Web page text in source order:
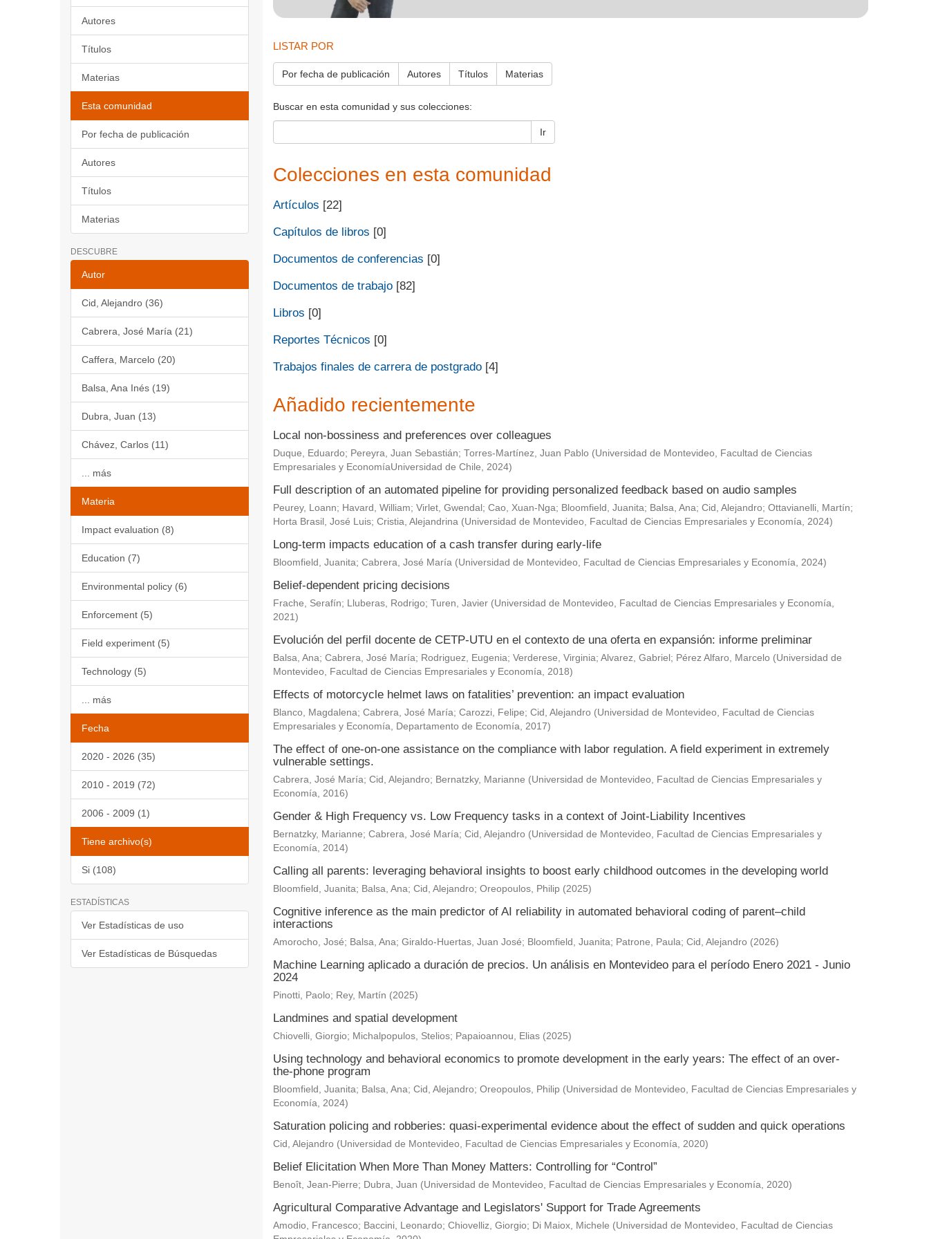
Autores
Títulos
Materias
Esta comunidad
Por fecha de publicación
Autores
Títulos
Materias
DESCUBRE
Autor
Cid, Alejandro (36)
Cabrera, José María (21)
Caffera, Marcelo (20)
Balsa, Ana Inés (19)
Dubra, Juan (13)
Chávez, Carlos (11)
... más
Materia
Impact evaluation (8)
Education (7)
Environmental policy (6)
Enforcement (5)
Field experiment (5)
Technology (5)
... más
Fecha
2020 - 2026 (35)
2010 - 2019 (72)
2006 - 2009 (1)
Tiene archivo(s)
Si (108)
ESTADÍSTICAS
Ver Estadísticas de uso
Ver Estadísticas de Búsquedas
LISTAR POR
Por fecha de publicación Autores Títulos Materias
Buscar en esta comunidad y sus colecciones:
Ir
Colecciones en esta comunidad
Artículos [22]
Capítulos de libros [0]
Documentos de conferencias [0]
Documentos de trabajo[82]
Libros [0]
Reportes Técnicos [0]
Trabajos finales de carrera de postgrado[4]
Añadido recientemente
Local non-bossiness and preferences over colleagues
Duque, Eduardo; Pereyra, Juan Sebastián; Torres-Martínez, Juan Pablo (Universidad de Montevideo, Facultad de Ciencias
Empresariales y EconomíaUniversidad de Chile, 2024)
Full description of an automated pipeline for providing personalized feedback based on audio samples
Peurey, Loann; Havard, William; Virlet, Gwendal ; Cao, Xuan-Nga; Bloomfield, Juanita; Balsa, Ana; Cid, Alejandro; Ottavianelli, Martín;
Horta Brasil, José Luis; Cristia, Alejandrina (Universidad de Montevideo, Facultad de Ciencias Empresariales y Economía, 2024)
Long-term impacts education of a cash transfer during early-life
Bloomfield, Juanita; Cabrera, José María (Universidad de Montevideo, Facultad de Ciencias Empresariales y Economía, 2024)
Belief-dependent pricing decisions
Frache, Serafín; Lluberas, Rodrigo; Turen, Javier (Universidad de Montevideo, Facultad de Ciencias Empresariales y Economía,
2021)
Evolución del perfil docente de CETP-UTU en el contexto de una oferta en expansión: informe preliminar
Balsa, Ana; Cabrera, José María; Rodriguez, Eugenia; Verderese, Virginia; Alvarez, Gabriel ; Pérez Alfaro, Marcelo (Universidad de
Montevideo, Facultad de Ciencias Empresariales y Economía, 2018)
Effects of motorcycle helmet laws on fatalities’ prevention: an impact evaluation
Blanco, Magdalena; Cabrera, José María; Carozzi, Felipe; Cid, Alejandro (Universidad de Montevideo, Facultad de Ciencias
Empresariales y Economía, Departamento de Economía, 2017)
The effect of one-on-one assistance on the compliance with labor regulation. A field experiment in extremely
vulnerable settings.
Cabrera, José María; Cid, Alejandro; Bernatzky, Marianne (Universidad de Montevideo, Facultad de Ciencias Empresariales y
Economía, 2016)
Gender & High Frequency vs. Low Frequency tasks in a context of Joint-Liability Incentives
Bernatzky, Marianne; Cabrera, José María; Cid, Alejandro (Universidad de Montevideo, Facultad de Ciencias Empresariales y
Economía, 2014)
Calling all parents: leveraging behavioral insights to boost early childhood outcomes in the developing world
Bloomfield, Juanita; Balsa, Ana; Cid, Alejandro; Oreopoulos, Philip (2025)
Cognitive inference as the main predictor of AI reliability in automated behavioral coding of parent–child
interactions
Amorocho, José; Balsa, Ana; Giraldo-Huertas, Juan José; Bloomfield, Juanita; Patrone, Paula; Cid, Alejandro (2026)
Machine Learning aplicado a duración de precios. Un análisis en Montevideo para el período Enero 2021 - Junio
2024
Pinotti, Paolo; Rey, Martín (2025)
Landmines and spatial development
Chiovelli, Giorgio; Michalpopulos, Stelios; Papaioannou, Elias (2025)
Using technology and behavioral economics to promote development in the early years: The effect of an over-
the-phone program
Bloomfield, Juanita; Balsa, Ana; Cid, Alejandro; Oreopoulos, Philip (Universidad de Montevideo, Facultad de Ciencias Empresariales y
Economía, 2024)
Saturation policing and robberies: quasi-experimental evidence about the effect of sudden and quick operations
Cid, Alejandro (Universidad de Montevideo, Facultad de Ciencias Empresariales y Economía, 2020)
Belief Elicitation When More Than Money Matters: Controlling for “Control”
Benoît, Jean-Pierre; Dubra, Juan (Universidad de Montevideo, Facultad de Ciencias Empresariales y Economía, 2020)
Agricultural Comparative Advantage and Legislators' Support for Trade Agreements
Amodio, Francesco; Baccini, Leonardo; Chiovelliz, Giorgio; Di Maiox, Michele (Universidad de Montevideo, Facultad de Ciencias